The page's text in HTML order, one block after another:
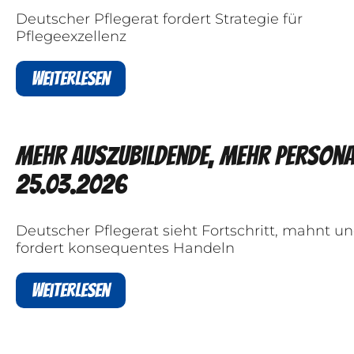
Deutscher Pflegerat fordert Strategie für
Pflegeexzellenz
Weiterlesen
Mehr Auszubildende, mehr
25.03.2026
Deutscher Pflegerat sieht Fortschritt, mahnt
fordert konsequentes Handeln
Weiterlesen